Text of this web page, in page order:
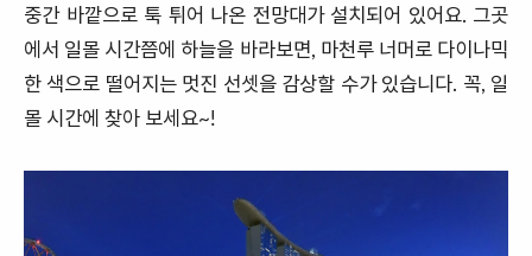
중간 바깥으로 툭 튀어 나온 전망대가 설치되어 있어요. 그곳
에서 일몰 시간쯤에 하늘을 바라보면, 마천루 너머로 다이나믹
한 색으로 떨어지는 멋진 선셋을 감상할 수가 있습니다. 꼭, 일
몰 시간에 찾아 보세요~!